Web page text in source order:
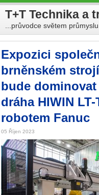
T+T Technika a
...průvodce světem průmyslu
Expozici
brněnském
bude
dráha HIWIN
robotem Fanuc
05 Říjen 2023